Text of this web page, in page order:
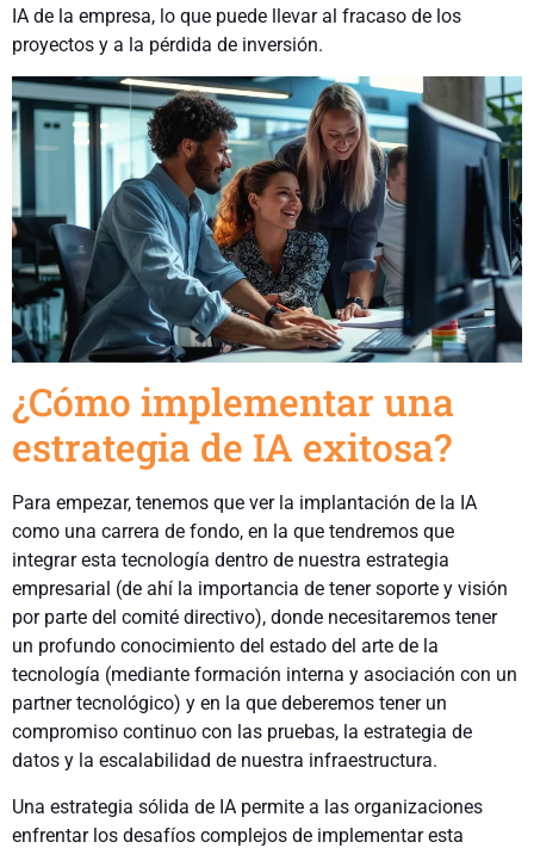
IA de la empresa, lo que puede llevar al fracaso de los
proyectos y a la pérdida de inversión.
¿Cómo implementar una
estrategia de IA exitosa?
Para empezar, tenemos que ver la implantación de la IA
como una carrera de fondo, en la que tendremos que
integrar esta tecnología dentro de nuestra estrategia
empresarial (de ahí la importancia de tener soporte y visión
por parte del comité directivo), donde necesitaremos tener
un profundo conocimiento del estado del arte de la
tecnología (mediante formación interna y asociación con un
partner tecnológico) y en la que deberemos tener un
compromiso continuo con las pruebas, la estrategia de
datos y la escalabilidad de nuestra infraestructura.
Una estrategia sólida de IA permite a las organizaciones
enfrentar los desafíos complejos de implementar esta